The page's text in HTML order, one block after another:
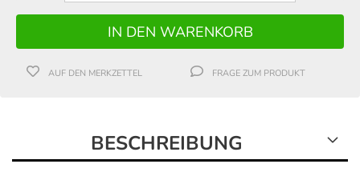
AUF DEN MERKZETTEL FRAGE ZUM PRODUKT
BESCHREIBUNG